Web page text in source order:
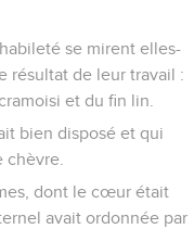
se mirent elles-
résultat de leur travail :
et du fin lin.
bien disposé et qui
dont le cœur était
avait ordonnée par